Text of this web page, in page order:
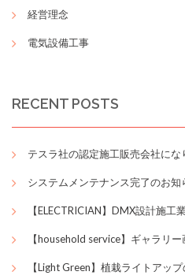
経営理念
電気設備工事
RECENT POSTS
テスラ社の認定施工販売会社にな
システムメンテナンス完了のお知
【ELECTRICIAN】DMX設計施工
【household service】ギャラリ
【Light Green】植栽ライトアッ